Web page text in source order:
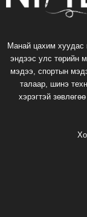
Манай цахим хуудас
эндээс улс төрийн
мэдээ, спортын
талаар, шинэ
хэрэгтэй